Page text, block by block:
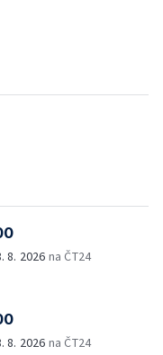
8. 2026 na ČT24
8. 2026 na ČT24